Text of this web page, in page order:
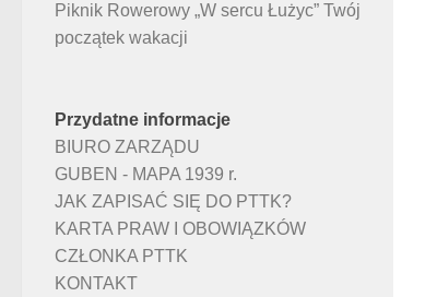
Piknik Rowerowy „W sercu Łużyc” Twój
początek wakacji
Przydatne informacje
BIURO ZARZĄDU
GUBEN - MAPA 1939 r.
JAK ZAPISAĆ SIĘ DO PTTK?
KARTA PRAW I OBOWIĄZKÓW
CZŁONKA PTTK
KONTAKT